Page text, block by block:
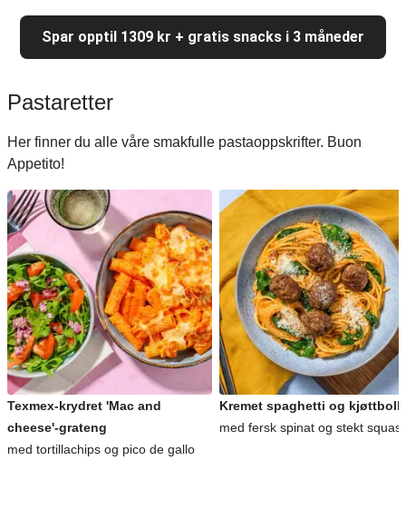
Spar opptil 1309 kr + gratis snacks i 3 måneder
Pastaretter
Her finner du alle våre smakfulle pastaoppskrifter. Buon
Appetito!
Texmex-krydret 'Mac and
cheese'-grateng
med tortillachips og pico de gallo
Kremet spaghetti og
med fersk spinat og stekt